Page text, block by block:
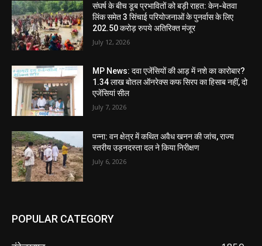
संघर्ष के बीच डूब प्रभावितों को बड़ी राहत: केन-बेतवा
लिंक समेत 3 सिंचाई परियोजनाओं के पुनर्वास के लिए
202.50 करोड़ रुपये अतिरिक्त मंजूर
July 12, 2026
MP News: दवा एजेंसियों की आड़ में नशे का कारोबार?
1.34 लाख बोतल ऑनरेक्स कफ सिरप का हिसाब नहीं, दो
एजेंसियां सील
July 7, 2026
पन्ना: वन क्षेत्र में कथित अवैध खनन की जांच, राज्य
स्तरीय उड़नदस्ता दल ने किया निरीक्षण
July 6, 2026
POPULAR CATEGORY